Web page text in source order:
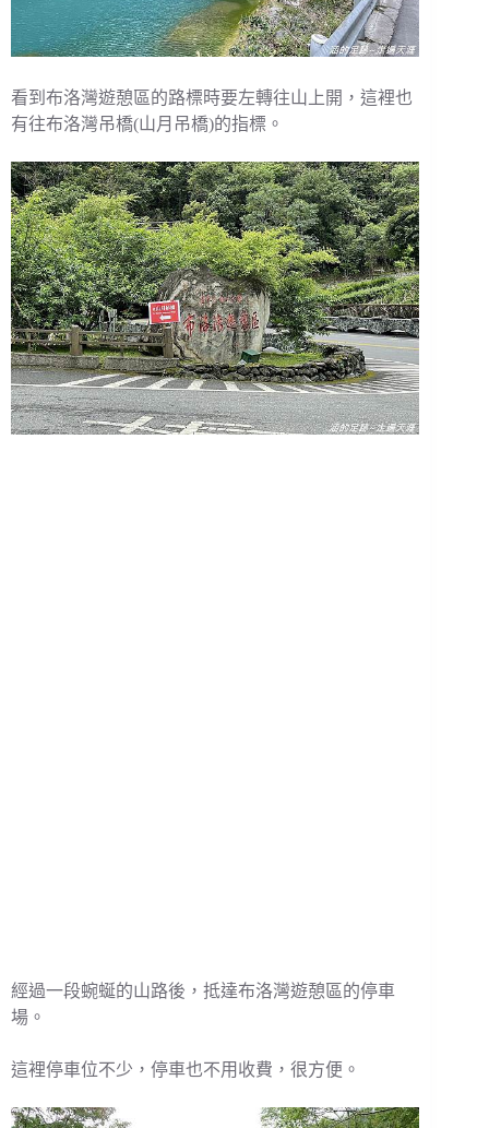
看到布洛灣遊憩區的路標時要左轉往山上開，這裡也
有往布洛灣吊橋(山月吊橋)的指標。
經過一段蜿蜒的山路後，抵達布洛灣遊憩區的停車
場。
這裡停車位不少，停車也不用收費，很方便。